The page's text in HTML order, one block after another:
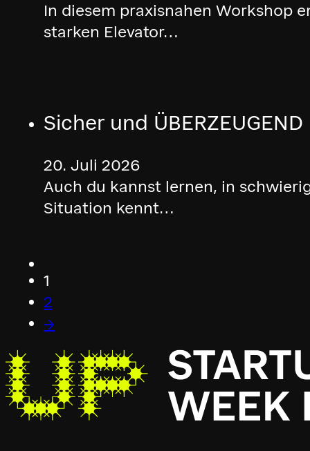
In diesem praxisnahen Workshop
starken Elevator…
Sicher und
20. Juli 2026
Auch du kannst lernen, in
Situation kennt…
1
2
→